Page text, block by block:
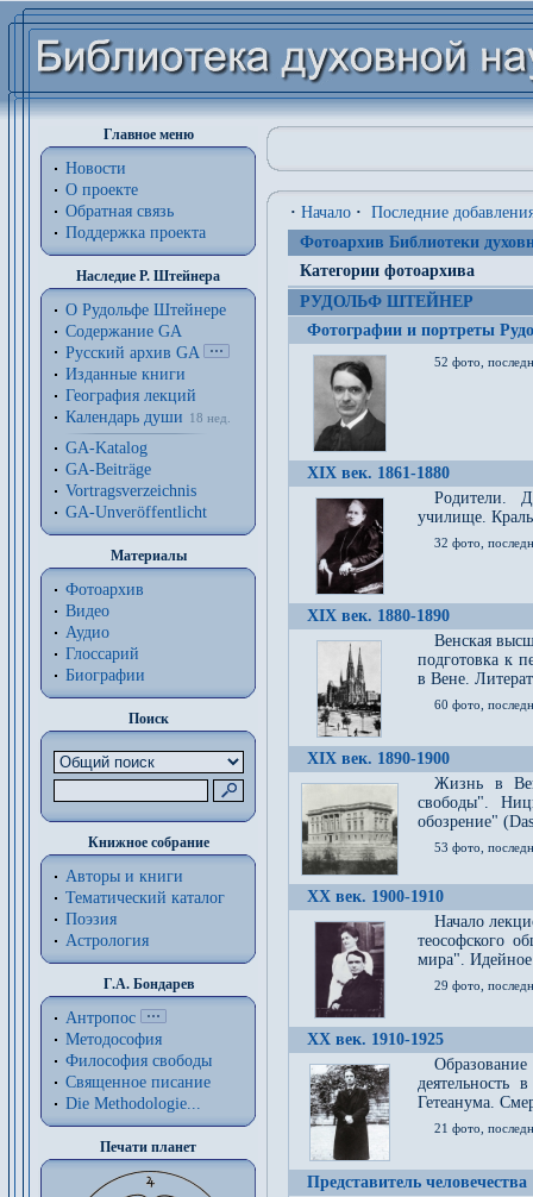
Главное меню
Новости
О проекте
Обратная связь
Поддержка проекта
Наследие Р. Штейнера
О Рудольфе Штейнере
Содержание GA
Русский архив GA
Изданные книги
География лекций
Календарь души
18 нед.
GA-Katalog
GA-Beiträge
Vortragsverzeichnis
GA-Unveröffentlicht
Материалы
Фотоархив
Видео
Аудио
Глоссарий
Биографии
Поиск
Книжное собрание
Авторы и книги
Тематический каталог
Поэзия
Астрология
Г.А. Бондарев
Антропос
Методософия
Философия cвободы
Священное писание
Die Methodologie...
Печати планет
· Начало · Последние
Фотоархив Библиотеки
Категории фотоархива
РУДОЛЬФ ШТЕЙНЕР
Фотографии и портреты
52 фото,
XIX век. 1861-1880
Родители.
училище.
32 фото,
XIX век. 1880-1890
Венская
подготовка к
в Вене.
60 фото,
XIX век. 1890-1900
Жизнь в
свободы".
обозрение"
53 фото,
XX век. 1900-1910
Начало
теософского
мира". Идейное
29 фото,
XX век. 1910-1925
Образование
деятельность
Гетеанума.
21 фото,
Представитель человечества